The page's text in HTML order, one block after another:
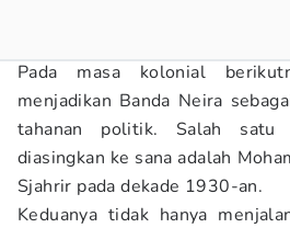
Pada masa kolonial
menjadikan Banda Neira
tahanan politik. Salah satu
diasingkan ke sana adalah
Sjahrir pada dekade 1930-an.
Keduanya tidak hanya